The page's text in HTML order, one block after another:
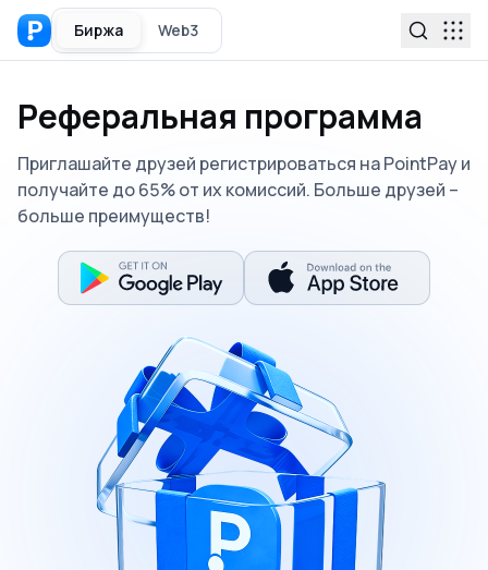
Биржа Web3
Реферальная программа
Приглашайте друзей регистрироваться на PointPay и
получайте до 65% от их комиссий. Больше друзей –
больше преимуществ!